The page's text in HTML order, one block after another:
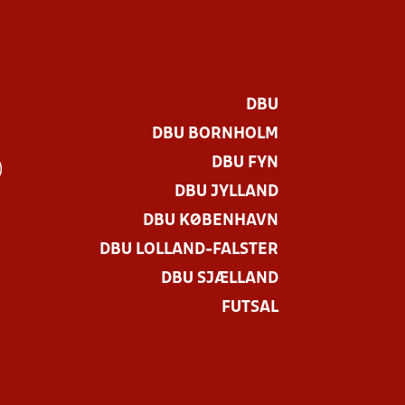
DBU
DBU BORNHOLM
DBU FYN
DBU JYLLAND
DBU KØBENHAVN
DBU LOLLAND-FALSTER
DBU SJÆLLAND
FUTSAL